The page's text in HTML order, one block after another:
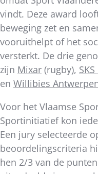
vindt. Deze award
beweging zet en
vooruithelpt of het
versterkt. De drie
zijn Mixar (rugby),
en Willibies
Voor het Vlaamse
Sportinitiatief kon
Een jury selecteerde
beoordelingscriteria
hen 2/3 van de